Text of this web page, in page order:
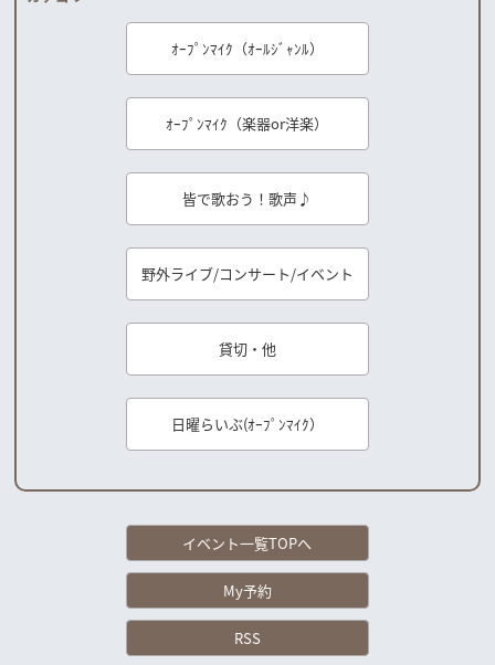
ｵｰﾌﾟﾝﾏｲｸ（ｵｰﾙｼﾞｬﾝﾙ）
ｵｰﾌﾟﾝﾏｲｸ（楽器or洋楽）
皆で歌おう！歌声♪
野外ライブ/コンサート/イベント
貸切・他
日曜らいぶ(ｵｰﾌﾟﾝﾏｲｸ）
イベント一覧TOPへ
My予約
RSS